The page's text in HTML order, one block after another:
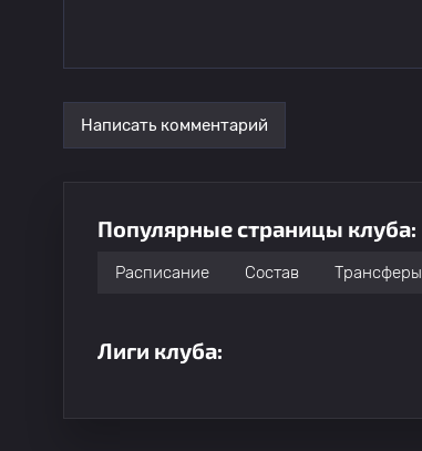
Написать комментарий
Популярные страницы клуба:
Расписание Состав Трансферы
Лиги клуба: